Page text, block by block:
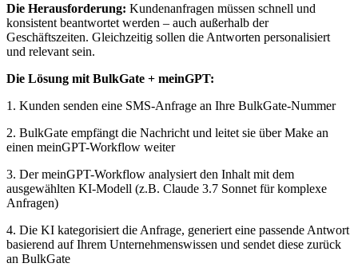
Die Herausforderung: Kundenanfragen müssen schnell und
konsistent beantwortet werden – auch außerhalb der
Geschäftszeiten. Gleichzeitig sollen die Antworten personalisiert
und relevant sein.
Die Lösung mit BulkGate + meinGPT:
1. Kunden senden eine SMS-Anfrage an Ihre BulkGate-Nummer
2. BulkGate empfängt die Nachricht und leitet sie über Make an
einen meinGPT-Workflow weiter
3. Der meinGPT-Workflow analysiert den Inhalt mit dem
ausgewählten KI-Modell (z.B. Claude 3.7 Sonnet für komplexe
Anfragen)
4. Die KI kategorisiert die Anfrage, generiert eine passende Antwort
basierend auf Ihrem Unternehmenswissen und sendet diese zurück
an BulkGate